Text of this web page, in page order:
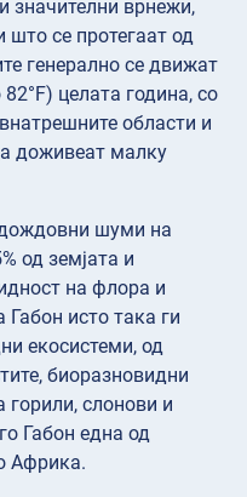
значителни врнежи,
што се протегаат од
генерално се движат
целата година, со
области и
доживеат малку
дождовни шуми на
од земјата и
на флора и
исто така ги
екосистеми, од
биоразновидни
слонови и
Габон една од
Африка.